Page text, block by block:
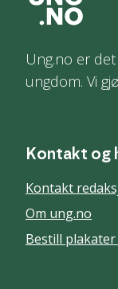
Ung.no er
ungdom. Vi
Kontakt og
Kontakt
Om ung.no
Bestill